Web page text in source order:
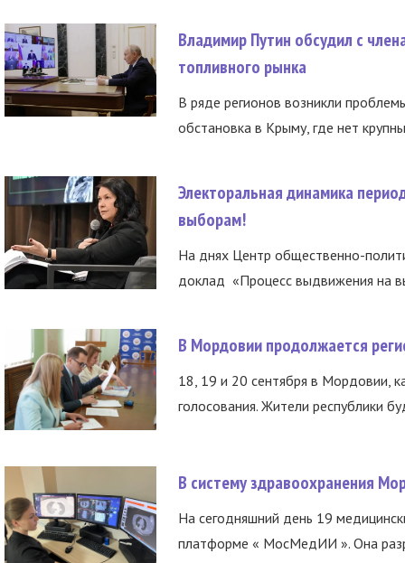
Владимир Путин обсудил с
топливного рынка
В ряде регионов возникли
обстановка в Крыму, где нет
Электоральная динамика
выборам!
На днях Центр общественно-
доклад «Процесс выдвижения на
В Мордовии продолжается
18, 19 и 20 сентября в Мордовии,
голосования. Жители республики
В систему здравоохранения
На сегодняшний день 19
платформе « МосМедИИ ». Она